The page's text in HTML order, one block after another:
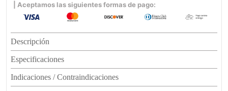
| Aceptamos las siguientes formas de pago:
Descripción
Especificaciones
Indicaciones / Contraindicaciones